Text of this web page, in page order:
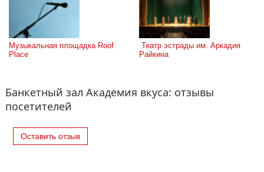
Музыкальная площадка Roof
Place
Райкина
Банкетный зал Академия вкуса: отзывы
посетителей
Оставить отзыв